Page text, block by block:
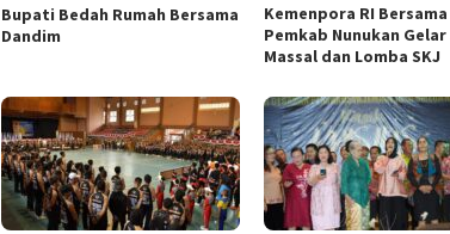
Bupati Bedah Rumah Bersama
Dandim
Kemenpora RI Bersama
Pemkab Nunukan Gelar
Massal dan Lomba SKJ